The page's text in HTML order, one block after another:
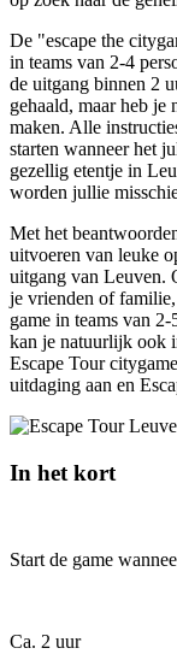
De "escape the
in teams van 2-4
de uitgang binnen 2
gehaald, maar heb
maken. Alle
starten wanneer het
gezellig etentje in
worden jullie
Met het
uitvoeren van leuke
uitgang van Leuven.
je vrienden of
game in teams van
kan je natuurlijk ook
Escape Tour
uitdaging aan en
In het kort
Start de game
Ca. 2 uur